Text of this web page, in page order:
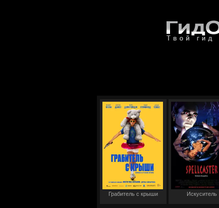
Грабитель с крыши Искуситель